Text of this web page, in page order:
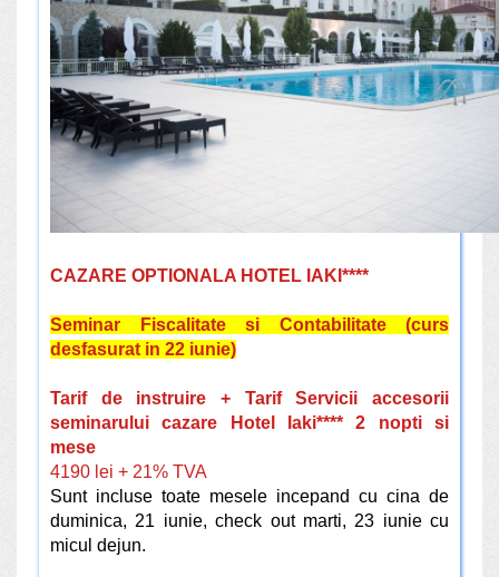
CAZARE OPTIONALA HOTEL IAKI****
Seminar Fiscalitate si Contabilitate (curs
desfasurat in 22 iunie)
Tarif de instruire + Tarif Servicii accesorii
seminarului cazare Hotel Iaki**** 2 nopti si
mese
4190 lei + 21% TVA
Sunt incluse toate mesele incepand cu cina de
duminica, 21 iunie, check out marti, 23 iunie cu
micul dejun.